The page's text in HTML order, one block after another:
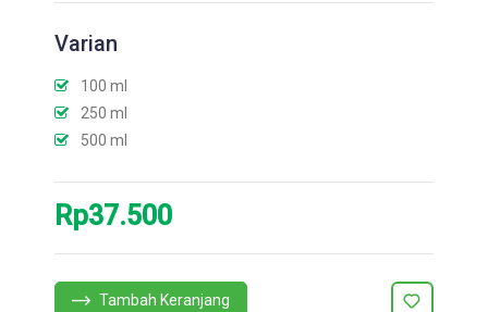
Varian
100 ml
250 ml
500 ml
Rp37.500
Tambah Keranjang